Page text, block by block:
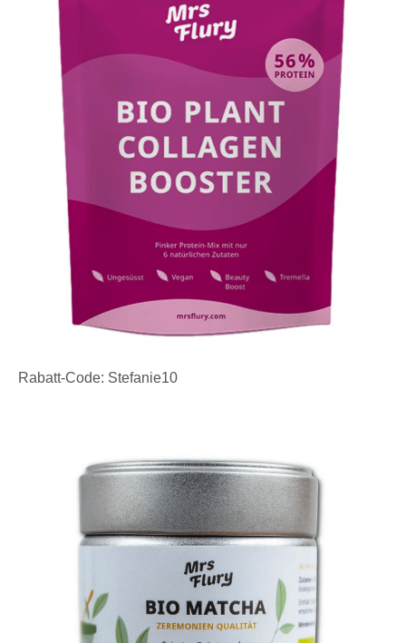
Rabatt-Code: Stefanie10